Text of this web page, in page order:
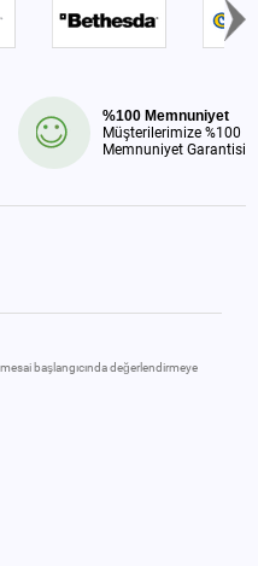
%100 Memnuniyet
Müşterilerimize %100
Memnuniyet Garantisi
başlangıcında değerlendirmeye